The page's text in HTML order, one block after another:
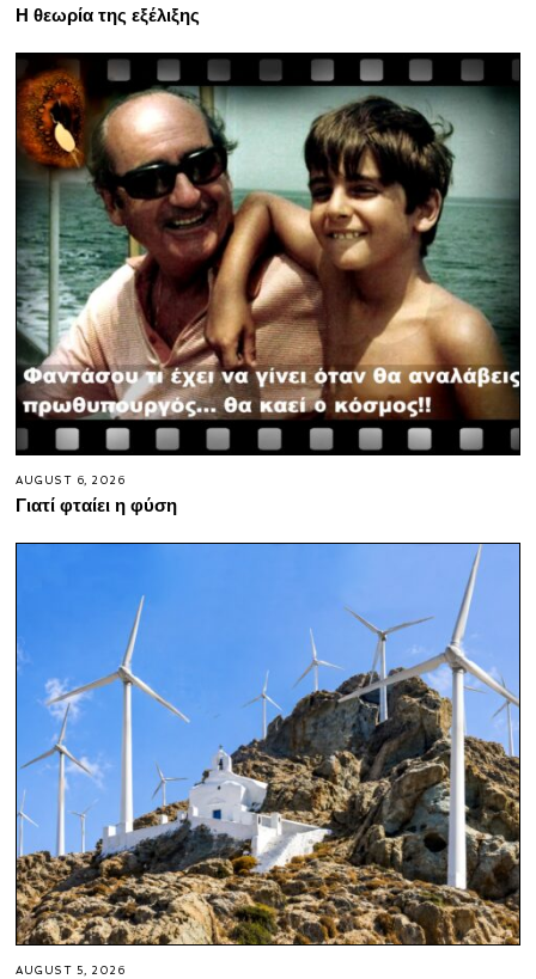
Η θεωρία της εξέλιξης
AUGUST 6, 2026
Γιατί φταίει η φύση
AUGUST 5, 2026